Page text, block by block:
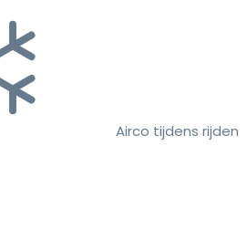
Airco tijdens rijden